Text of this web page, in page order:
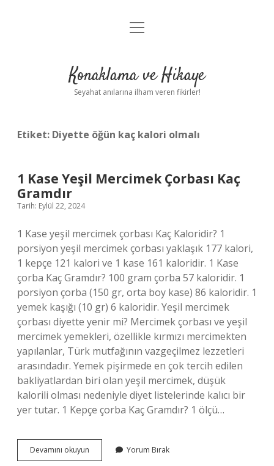
Anasayfa
Yasal Uyarı
menüyü
Konaklama ve Hikaye
Seyahat anılarına ilham veren fikirler!
Etiket: Diyette öğün kaç kalori olmalı
1 Kase Yeşil Mercimek Çorbası Kaç
Gramdır
Tarih: Eylül 22, 2024
1 Kase yeşil mercimek çorbası Kaç Kaloridir? 1
porsiyon yeşil mercimek çorbası yaklaşık 177 kalori,
1 kepçe 121 kalori ve 1 kase 161 kaloridir. 1 Kase
çorba Kaç Gramdır? 100 gram çorba 57 kaloridir. 1
porsiyon çorba (150 gr, orta boy kase) 86 kaloridir. 1
yemek kaşığı (10 gr) 6 kaloridir. Yeşil mercimek
çorbası diyette yenir mi? Mercimek çorbası ve yeşil
mercimek yemekleri, özellikle kırmızı mercimekten
yapılanlar, Türk mutfağının vazgeçilmez lezzetleri
arasındadır. Yemek pişirmede en çok tercih edilen
bakliyatlardan biri olan yeşil mercimek, düşük
kalorili olması nedeniyle diyet listelerinde kalıcı bir
yer tutar. 1 Kepçe çorba Kaç Gramdır? 1 ölçü…
Devamını okuyun
Kase
Yorum Bırak